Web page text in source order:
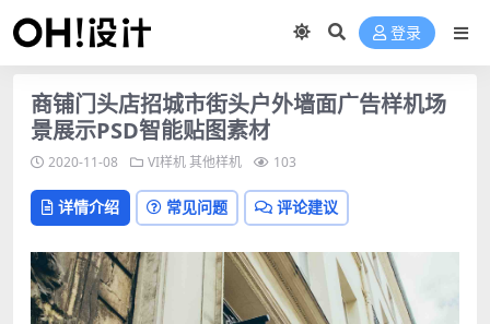
登录
商铺门头店招城市街头户外墙面广告样机场
景展示PSD智能贴图素材
2020-11-08 VI样机其他样机 103
详情介绍 常见问题 评论建议